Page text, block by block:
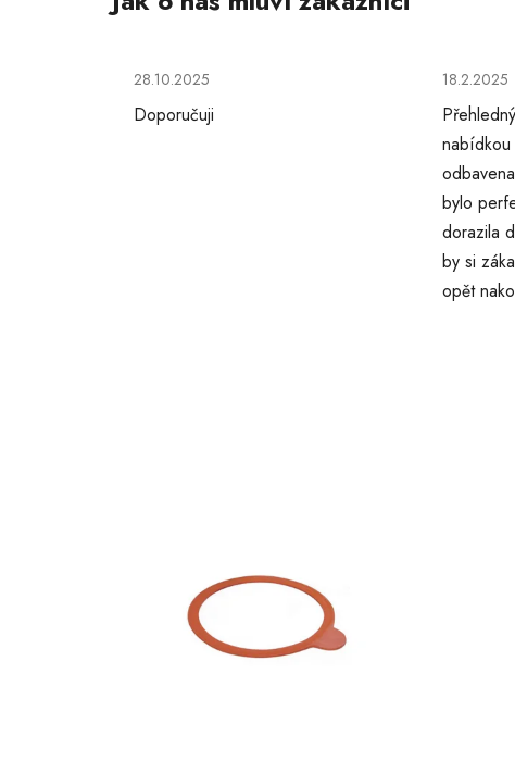
Hodnocení obchodu je 5 z 5 hvězdiček.
28.10.2025
Doporučuji
18.2.2025
bylo
dorazila
by si
opět